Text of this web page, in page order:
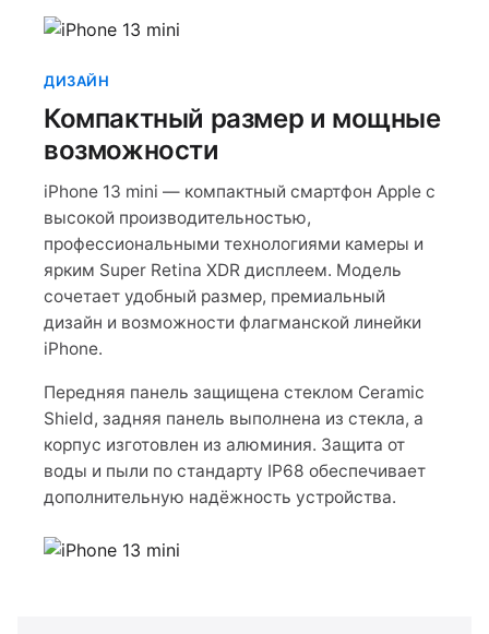
ДИЗАЙН
Компактный размер и мощные
возможности
iPhone 13 mini — компактный смартфон Apple с
высокой производительностью,
профессиональными технологиями камеры и
ярким Super Retina XDR дисплеем. Модель
сочетает удобный размер, премиальный
дизайн и возможности флагманской линейки
iPhone.
Передняя панель защищена стеклом Ceramic
Shield, задняя панель выполнена из стекла, а
корпус изготовлен из алюминия. Защита от
воды и пыли по стандарту IP68 обеспечивает
дополнительную надёжность устройства.